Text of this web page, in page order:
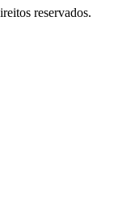
reservados.